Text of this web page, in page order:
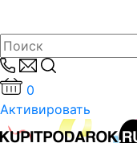
0
Активировать